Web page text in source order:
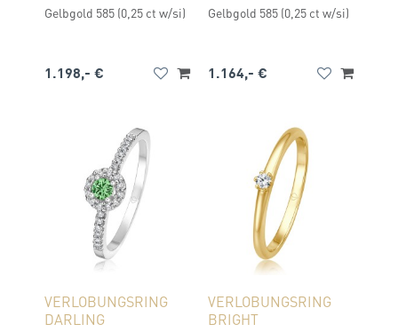
Gelbgold 585 (0,25 ct w/si)
1.198,- €
Gelbgold 585 (0,25 ct w/si)
1.164,- €
VERLOBUNGSRING
DARLING
VERLOBUNGSRING
BRIGHT